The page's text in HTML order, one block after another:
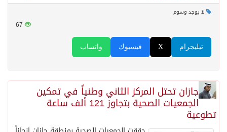
لا يوجد وسوم
67
واتساب فيسبوك X تيليجرام
جازان تحتل المركز الثاني وطنياً في تمكين
الجمعيات الصحية بتجاوز 121 ألف ساعة
تطوعية